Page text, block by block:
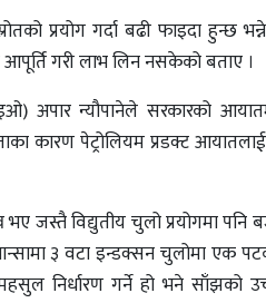
प्रयोग गर्दा बढी फाइदा हुन्छ
गरी लाभ लिन नसकेको बताए ।
अपार न्यौपानेले सरकारको
कारण पेट्रोलियम प्रडक्ट आयातलाई
जस्तै विद्युतीय चुलो प्रयोगमा पनि
३ वटा इन्डक्सन चुलोमा एक
निर्धारण गर्ने हो भने